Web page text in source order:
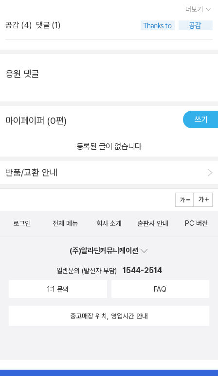
싶은 이들을 위한 안내'라는 소개가 눈에 들어왔는지도 모르겠습니
다. 자주 보는 것은 아니지만, 스스로 판단함으로써 자기 자신의 역량
을 키울 수 있을 것 같았기 때문입니다. 거기다가 깔끔하게 만들어진
려운 한자와 용어들이 난무하고 그것들을 해석하면서 풀이를 하는 모
주었는가는 조금 판단을 유보해야 할 것 같습니다. 우리가 사주를 보
러 갔을 때처럼 명확한 답을 주지는 않기 때문입니다.​정말 안내서의
는 의미를 심도 있게 풀어내며, 그것이 진정으로 내포하고 있는 가치
던 것인지도 모르겠습니다.​전반적으로 직관적으로 내용을 볼 수 있게
구성되어 있지만, 결국 한자들은 끊임없이 등장했습니다. 기본적인
개념만 읽어 나가는 것이고 뚜렷한 규칙성을 보여주고 있었지만, 익
숙하지 않은 내용들은 독서의 시간을 늘려갈 뿐이었습니다.​다행스럽
마무리되었지만 결국 제대로 의미를 파악하기 위해 몇 번을 되짚어
분하지 않게 공부하는 느낌이 들었습니다. 어쩌면 의미를 알아가는
배움의 과정이라고 느꼈던 것 같습니다.​그러나 그러한 감각들은 결과
만, 왜 그런 의미를 갖고 있는지, 왜 그것들이 품고 있는 부속적인 사
이 높은지 등이 전혀 설명되지 않은 채, 근원적인 것들이 누락된 채 내
더보기
공감 (4) 댓글 (1)
응원 댓글
마이페이퍼 (0편) 쓰기
등록된 글이 없습니다
반품/교환 안내
로그인 전체 메뉴 회사 소개 출판사 안내 PC 버전
(주)알라딘커뮤니케이션
일반문의 (발신자 부담) 1544-2514
1:1 문의 FAQ
중고매장 위치, 영업시간 안내